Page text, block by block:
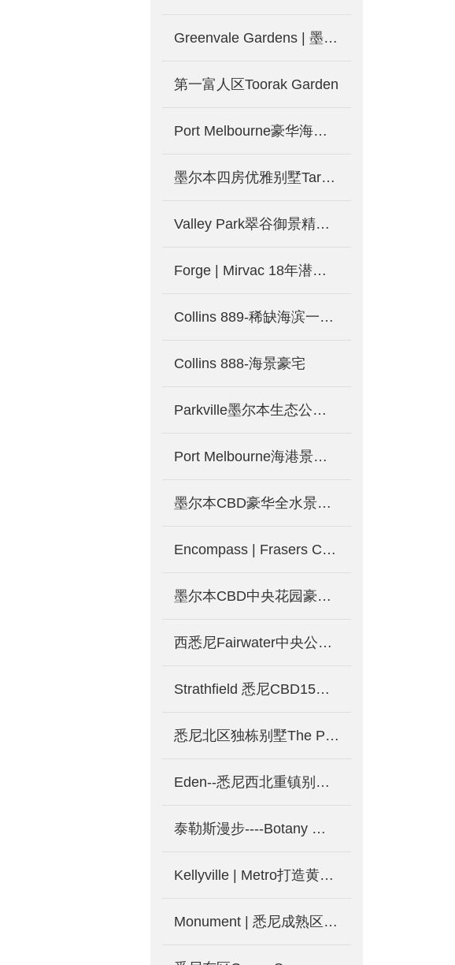
Greenvale Gardens | 墨尔本北区花园社区 类型丰富包含独栋别墅和独立地块 配套完善 生活便利
第一富人区Toorak Garden
Port Melbourne豪华海港别墅
墨尔本四房优雅别墅Tarneit
Valley Park翠谷御景精致别墅
Forge | Mirvac 18年潜心规划 墨尔本市中心水滨公寓_澳洲墨尔本新楼盘发售中
Collins 889-稀缺海滨一线水景
Collins 888-海景豪宅
Parkville墨尔本生态公寓Prosper
Port Melbourne海港景观花园公寓
墨尔本CBD豪华全水景公寓Collins Wharf一号
Encompass | Frasers Carlton区收官之作 墨大学区房-墨尔本新楼盘发售
墨尔本CBD中央花园豪华公寓MQ
西悉尼Fairwater中央公园别墅入伙！见证Blacktown大不同！少量现房限时优惠！
Strathfield 悉尼CBD15公里传统富人区 高尔夫中的别墅-悉尼新房产出售中
悉尼北区独栋别墅The Pondside
Eden--悉尼西北重镇别墅“伊甸之园“
泰勒斯漫步----Botany 海滨庄园
Kellyville | Metro打造黄金地段 独栋别墅-澳洲悉尼新楼盘
Monument | 悉尼成熟区域Kogarah精品公寓，两房仅75万澳币起！